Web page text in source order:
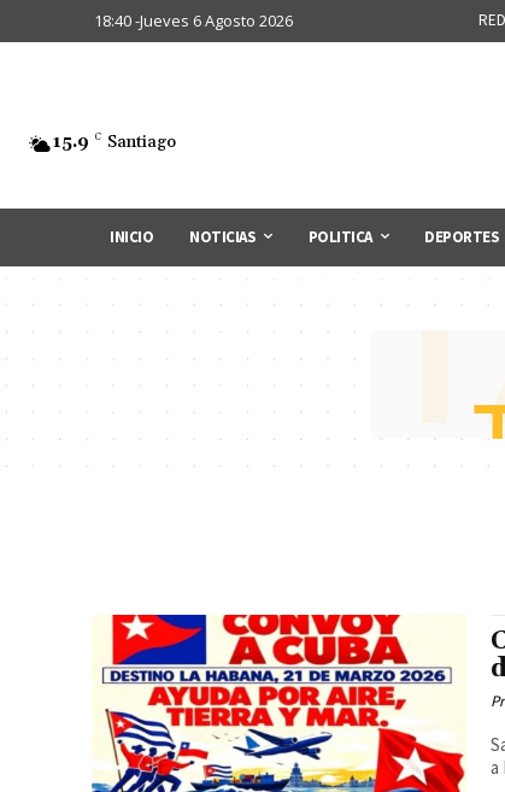
18:40 -Jueves 6 Agosto 2026
15.9 C Santiago
INICIO NOTICIAS POLITICA DEPORTES
a